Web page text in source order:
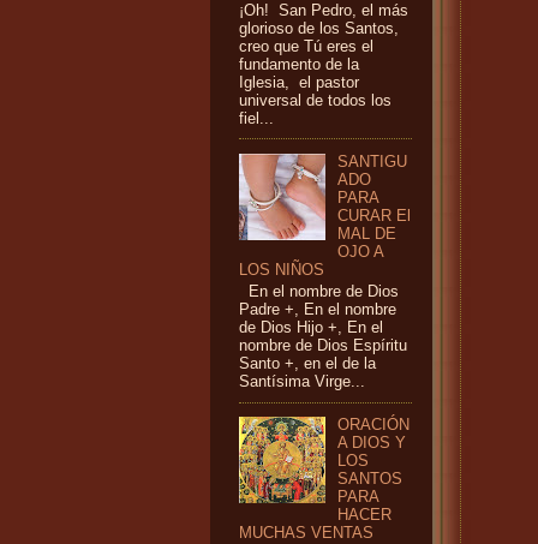
¡Oh! San Pedro, el más
glorioso de los Santos,
creo que Tú eres el
fundamento de la
Iglesia, el pastor
universal de todos los
fiel...
SANTIGU
ADO
PARA
CURAR El
MAL DE
OJO A
LOS NIÑOS
En el nombre de Dios
Padre +, En el nombre
de Dios Hijo +, En el
nombre de Dios Espíritu
Santo +, en el de la
Santísima Virge...
ORACIÓN
A DIOS Y
LOS
SANTOS
PARA
HACER
MUCHAS VENTAS